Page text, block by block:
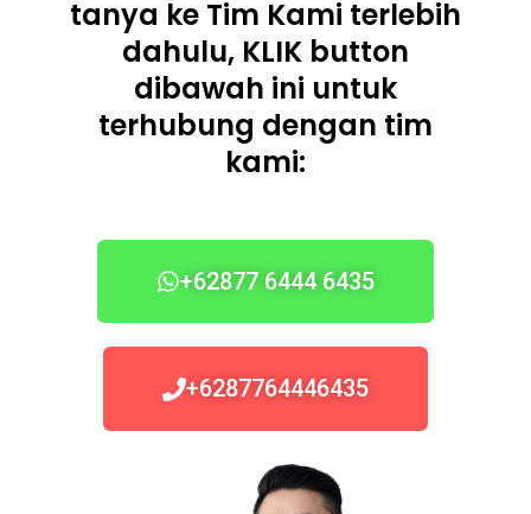
tanya ke Tim Kami terlebih
dahulu, KLIK button
dibawah ini untuk
terhubung dengan tim
kami:
+62877 6444 6435
+6287764446435